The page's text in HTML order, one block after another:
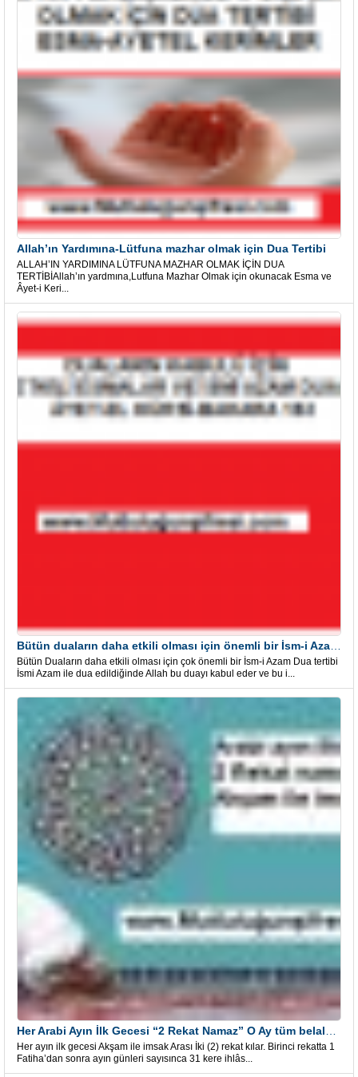
Allah’ın Yardımına-Lütfuna mazhar olmak için Dua Tertibi
ALLAH’IN YARDIMINA LÜTFUNA MAZHAR OLMAK İÇİN DUA
TERTİBİAllah’ın yardmına,Lutfuna Mazhar Olmak için okunacak Esma ve
Âyet-i Keri...
Bütün Duaların daha etkili olması için çok önemli bir İsm-i Azam Dua tertibi
İsmi Azam ile dua edildiğinde Allah bu duayı kabul eder ve bu i...
Her ayın ilk gecesi Akşam ile imsak Arası İki (2) rekat kılar. Birinci rekatta 1
Fatiha’dan sonra ayın günleri sayısınca 31 kere ihlâs...